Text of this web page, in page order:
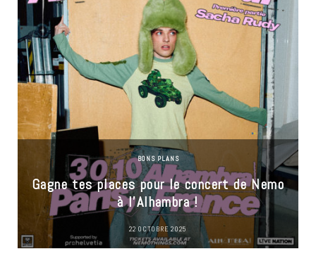
BONS PLANS
Gagne tes places pour le concert de Nemo
à l’Alhambra !
22 OCTOBRE 2025